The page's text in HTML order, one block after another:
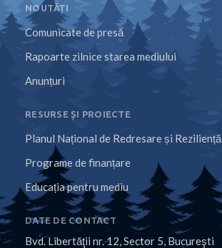
NOUTĂȚI
Comunicate de presă
Rapoarte zilnice starea mediului
Anunțuri
RESURSE ȘI PROIECTE
Planul Național de Redresare și Reziliență
Programe de finanțare
Educația pentru mediu
DATE DE CONTACT
Bvd. Libertăţii nr. 12, Sector 5, Bucureşti